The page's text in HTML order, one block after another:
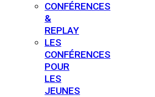
CONFÉRENCES
&
REPLAY
LES
CONFÉRENCES
POUR
LES
JEUNES